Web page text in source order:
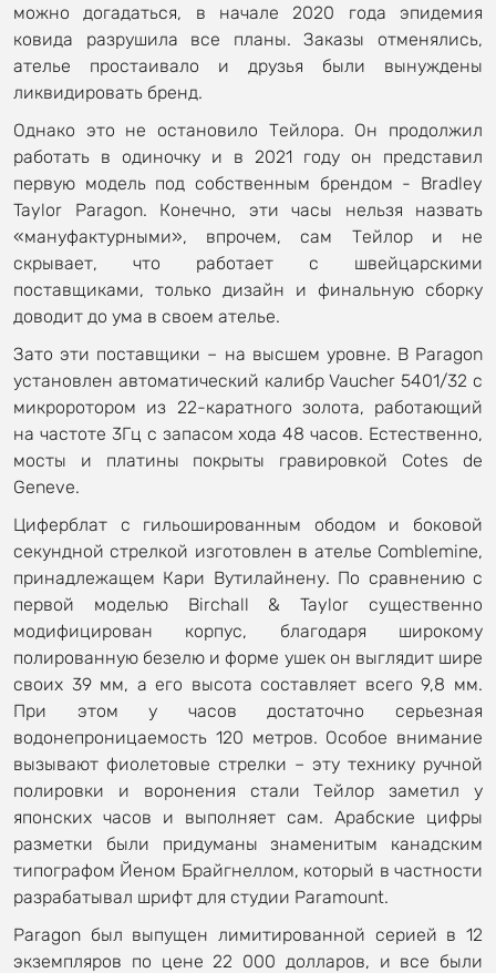
можно догадаться, в начале 2020 года эпидемия
ковида разрушила все планы. Заказы отменялись,
ателье простаивало и друзья были вынуждены
ликвидировать бренд.
Однако это не остановило Тейлора. Он продолжил
работать в одиночку и в 2021 году он представил
первую модель под собственным брендом - Bradley
Taylor Paragon. Конечно, эти часы нельзя назвать
«мануфактурными», впрочем, сам Тейлор и не
скрывает, что работает с швейцарскими
поставщиками, только дизайн и финальную сборку
доводит до ума в своем ателье.
Зато эти поставщики – на высшем уровне. В Paragon
установлен автоматический калибр Vaucher 5401/32 с
микроротором из 22-каратного золота, работающий
на частоте 3Гц с запасом хода 48 часов. Естественно,
мосты и платины покрыты гравировкой Cotes de
Geneve.
Циферблат с гильошированным ободом и боковой
секундной стрелкой изготовлен в ателье Comblemine,
принадлежащем Кари Вутилайнену. По сравнению с
первой моделью Birchall & Taylor существенно
модифицирован корпус, благодаря широкому
полированную безелю и форме ушек он выглядит шире
своих 39 мм, а его высота составляет всего 9,8 мм.
При этом у часов достаточно серьезная
водонепроницаемость 120 метров. Особое внимание
вызывают фиолетовые стрелки – эту технику ручной
полировки и воронения стали Тейлор заметил у
японских часов и выполняет сам. Арабские цифры
разметки были придуманы знаменитым канадским
типографом Йеном Брайгнеллом, который в частности
разрабатывал шрифт для студии Paramount.
Paragon был выпущен лимитированной серией в 12
экземпляров по цене 22 000 долларов, и все были